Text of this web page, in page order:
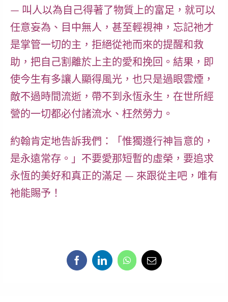
— 叫人以為自己得著了物質上的富足，就可以
任意妄為、目中無人，甚至輕視神，忘記祂才
是掌管一切的主，拒絕從祂而來的提醒和救
助，把自己割離於上主的愛和挽回。結果，即
使今生有多讓人顯得風光，也只是過眼雲煙，
敵不過時間流逝，帶不到永恆永生，在世所經
營的一切都必付諸流水、枉然勞力。
約翰肯定地告訴我們：「惟獨遵行神旨意的，
是永遠常存。」不要愛那短暫的虛榮，要追求
永恆的美好和真正的滿足 — 來跟從主吧，唯有
祂能賜予！